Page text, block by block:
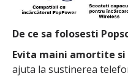
De ce sa folosesti
Evita maini amortite si
ajuta la sustinerea